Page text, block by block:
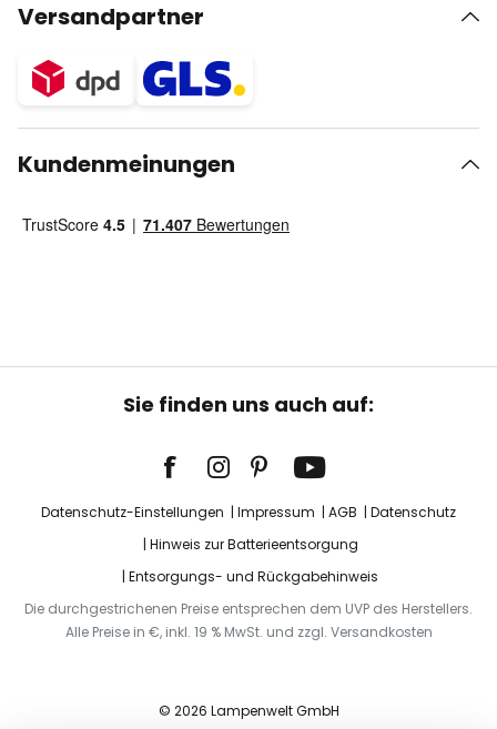
Versandpartner
Kundenmeinungen
Sie finden uns auch auf:
Datenschutz-Einstellungen Impressum AGB
Datenschutz
Hinweis zur Batterieentsorgung
Entsorgungs- und Rückgabehinweis
Die durchgestrichenen Preise entsprechen dem UVP des Herstellers.
Alle Preise in €, inkl. 19 % MwSt. und zzgl. Versandkosten
© 2026 Lampenwelt GmbH